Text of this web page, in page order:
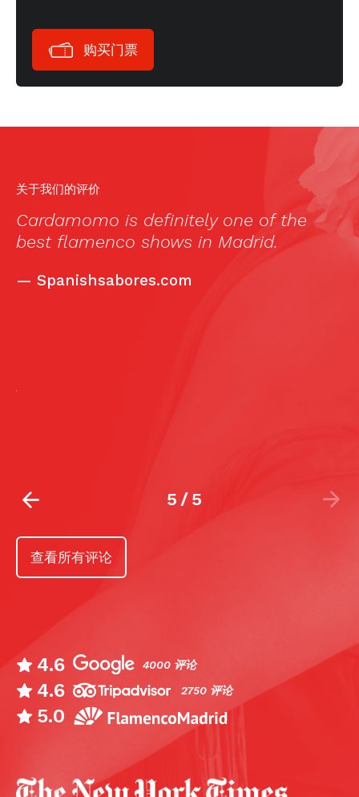
购买门票
关于我们的评价
Cardamomo is definitely one of the
best flamenco shows in Madrid.
— Spanishsabores.com
5/5
查看所有评论
4.6 4000 评论
4.6 2750 评论
5.0